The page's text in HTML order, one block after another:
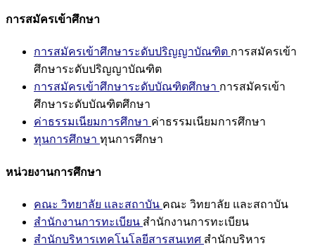
การสมัครเข้าศึกษา
การสมัครเข้าศึกษาระดับปริญญาบัณฑิต การสมัครเข้า
ศึกษาระดับปริญญาบัณฑิต
การสมัครเข้าศึกษาระดับบัณฑิตศึกษา การสมัครเข้า
ศึกษาระดับบัณฑิตศึกษา
ค่าธรรมเนียมการศึกษา ค่าธรรมเนียมการศึกษา
ทุนการศึกษา ทุนการศึกษา
หน่วยงานการศึกษา
คณะ วิทยาลัย และสถาบัน คณะ วิทยาลัย และสถาบัน
สำนักงานการทะเบียน สำนักงานการทะเบียน
สำนักบริหารเทคโนโลยีสารสนเทศ สำนักบริหาร